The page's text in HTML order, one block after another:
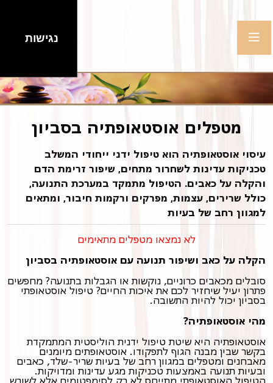
מטפלים אוסטאופתיה בסביון
עיסוי אוסטאופתיה הוא טיפול ידני ייחודי המשלב
טכניקות עדינות לשחרור מתחים, שיפור זרימת הדם
והקלה על כאבים. הטיפול מתמקד במערכת התנועה,
כולל שרירים, עצמות, מפרקים ורקמות חיבור, ומתאים
למגוון רחב של בעיות
לא נמצאו מטפלים מתאימים
הקלה על כאב ושיפור תנועה עם אוסטאופתיה בסביון
סובלים מכאבים כרוניים, נוקשות או הגבלות בתנועה? מחפשים
פתרון יעיל שיחזיר לכם את איכות החיים? טיפול אוסטאופתי
בסביון יכול להיות התשובה.
מהי אוסטאופתיה?
אוסטאופתיה היא שיטת טיפול ידנית הוליסטית המתמקדת
בקשר שבין מבנה הגוף לתפקודו. אוסטאופתים מיומנים
מאבחנים ומטפלים במגוון רחב של בעיות שריר-שלד, כאבים
ובעיות תנועה באמצעות טכניקות מגע עדינות ומדויקות.
הטיפול האוסטאופתי מתייחס לא רק לסימפטומים אלא לשורש
נגישות